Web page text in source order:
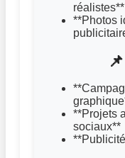
réalistes**
**Photos
**Projets
sociaux**